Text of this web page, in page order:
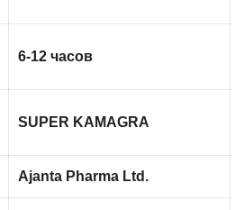
6-12 часов
SUPER KAMAGRA
Ajanta Pharma Ltd.